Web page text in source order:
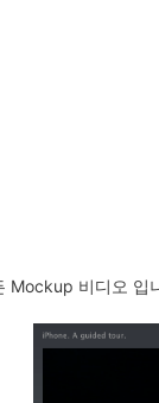
Mockup 비디오 입